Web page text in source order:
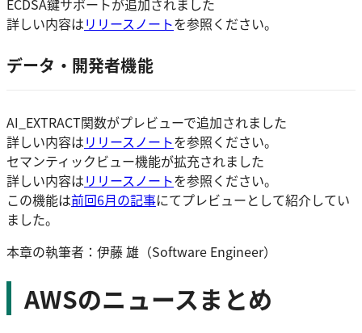
ECDSA鍵サポートが追加されました
詳しい内容はリリースノートを参照ください。
データ・開発者機能
AI_EXTRACT関数がプレビューで追加されました
詳しい内容はリリースノートを参照ください。
セマンティックビュー機能が拡充されました
詳しい内容はリリースノートを参照ください。
この機能は前回6月の記事にてプレビューとして紹介してい
ました。
本章の執筆者：伊藤 雄（Software Engineer）
AWSのニュースまとめ